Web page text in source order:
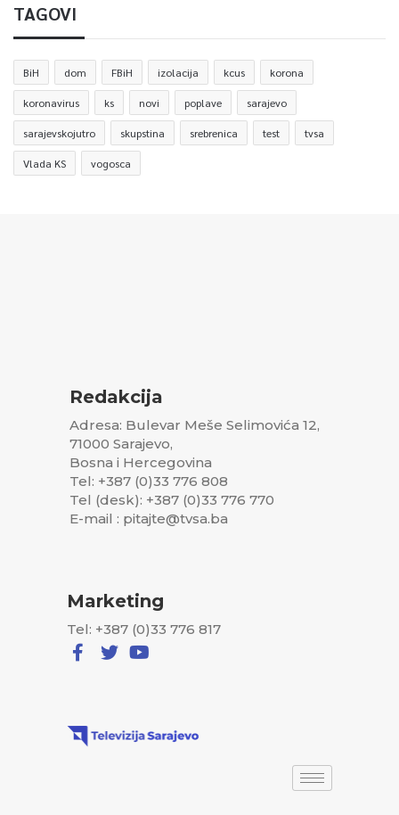
TAGOVI
BiH dom FBiH izolacija kcus korona
koronavirus ks novi poplave sarajevo
sarajevskojutro skupstina srebrenica test tvsa
Vlada KS vogosca
Redakcija
Adresa: Bulevar Meše Selimovića 12,
71000 Sarajevo,
Bosna i Hercegovina
Tel: +387 (0)33 776 808
Tel (desk): +387 (0)33 776 770
E-mail : pitajte@tvsa.ba
Marketing
Tel: +387 (0)33 776 817